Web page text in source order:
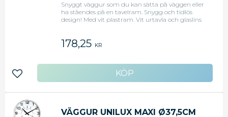
Snyggt väggur som du kan sätta på väggen eller
ha ståendes på en tavelram. Snygg och tidlös
design! Med vit plastram. Vit urtavla och glaslins
178,25 KR
Lägg till i favoriter
VÄGGUR UNILUX MAXI Ø37,5CM